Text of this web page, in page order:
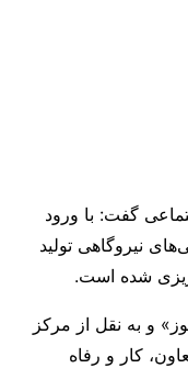
گفت: با ورود
نیروگاهی تولید
و به نقل از مرکز
کار و رفاه